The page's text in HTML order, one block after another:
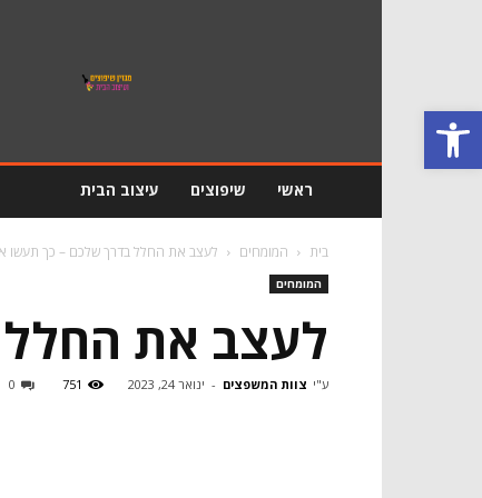
פתח סרגל נגישות
ראשי שיפוצים עיצוב הבית
בית המומחים לעצב את החלל בדרך שלכם – כך תעשו
המומחים
לעצב את החלל
ע"י צוות המשפצים - ינואר 24, 2023 751
0